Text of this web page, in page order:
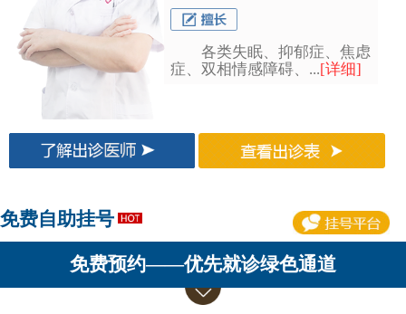
各类失眠、抑郁症、焦虑
症、双相情感障碍、...[详细]
免费自助挂号
免费预约——优先就诊绿色通道